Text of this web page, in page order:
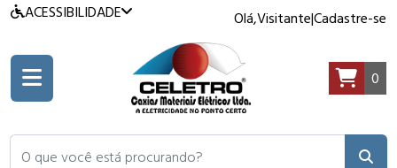
ACESSIBILIDADE Olá,Visitante|Cadastre-se
O que você está procurando?
0